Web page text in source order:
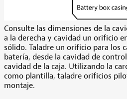
Consulte las dimensiones de la
a la derecha y cavidad un orificio
sólido. Taladre un orificio para los
batería, desde la cavidad de
cavidad de la caja. Utilizando la
como plantilla, taladre orificios
montaje.